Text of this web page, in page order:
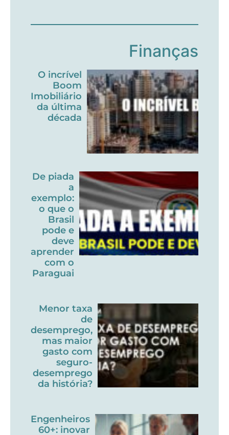
Finanças
O incrível
Boom
Imobiliário
da última
década
De piada
a
exemplo:
o que o
Brasil
pode e
deve
aprender
com o
Paraguai
Menor taxa
de
desemprego,
mas maior
gasto com
seguro-
desemprego
da história?
Engenheiros
60+: inovar